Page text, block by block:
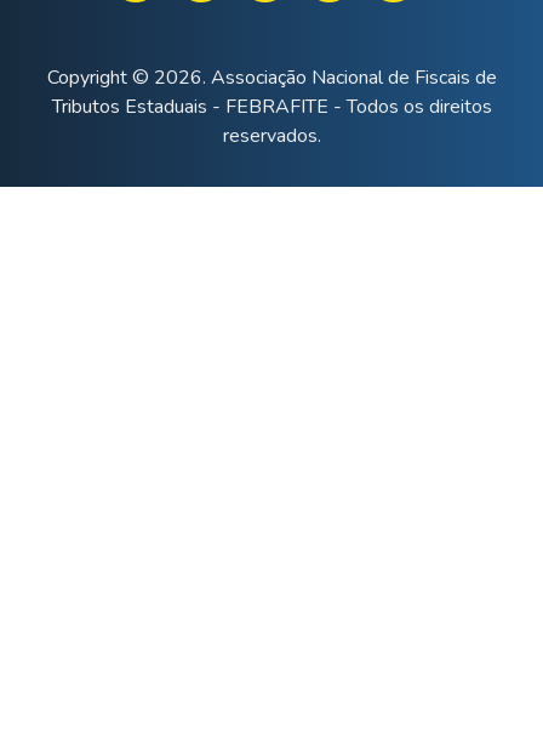
Copyright © 2026. Associação Nacional de Fiscais de
Tributos Estaduais - FEBRAFITE - Todos os direitos
reservados.